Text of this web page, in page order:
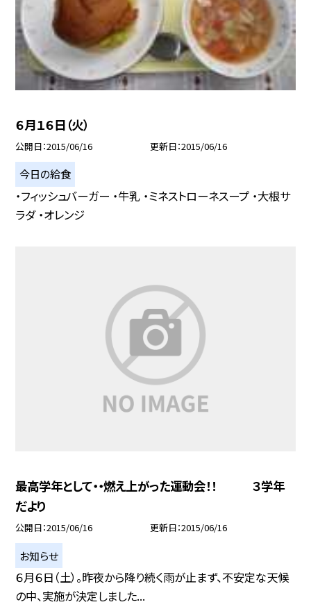
６月１６日（火）
公開日 2015/06/16 更新日 2015/06/16
今日の給食
・フィッシュバーガー ・牛乳 ・ミネストローネスープ ・大根サ
ラダ ・オレンジ
最高学年として・・燃え上がった運動会！！ ３学年
だより
公開日 2015/06/16 更新日 2015/06/16
お知らせ
６月６日（土）。昨夜から降り続く雨が止まず、不安定な天候
の中、実施が決定しました...